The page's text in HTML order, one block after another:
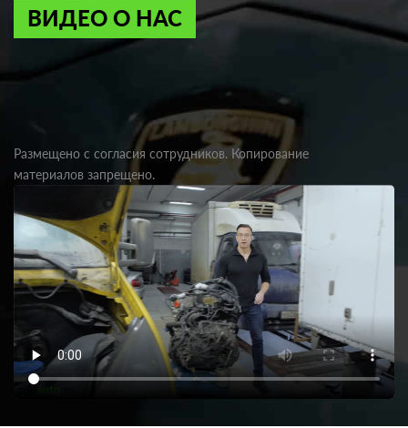
ВИДЕО О НАС
Размещено с согласия сотрудников. Копирование
материалов запрещено.